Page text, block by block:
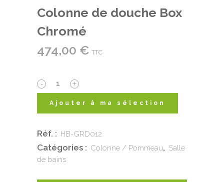
Colonne de douche Box
Chromé
474,00 € TTC
Colonne
Box
Chromé
Ajouter à ma sélection
Réf. : HB-GRD012
Catégories : Colonne / Pommeau, Salle
de bains